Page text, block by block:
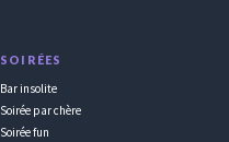
SOIRÉES
Bar insolite
Soirée par chère
Soirée fun